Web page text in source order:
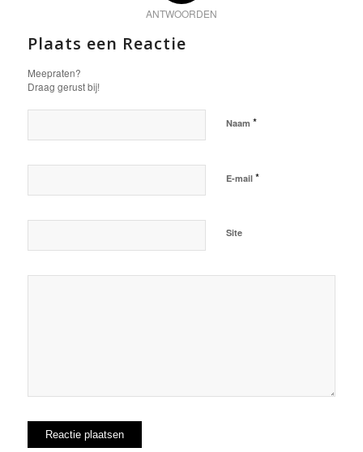
ANTWOORDEN
Plaats een Reactie
Meepraten?
Draag gerust bij!
Naam *
E-mail *
Site